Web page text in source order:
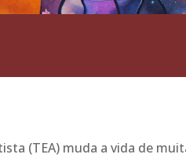
(TEA) muda a vida de